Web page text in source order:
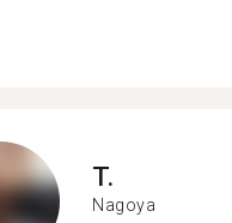
T.
Nagoya